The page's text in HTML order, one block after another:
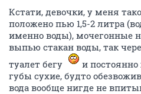
Кстати, девочки, у меня
положено пью 1,5-2 литра
именно воды), мочегонные
выпью стакан воды, так
туалет бегу
и постоянно
губы сухие, будто
вода вообще нигде не